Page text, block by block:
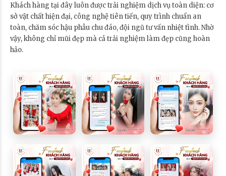
Khách hàng tại đây luôn được trải nghiệm dịch vụ toàn diện: cơ
sở vật chất hiện đại, công nghệ tiên tiến, quy trình chuẩn an
toàn, chăm sóc hậu phẫu chu đáo, đội ngũ tư vấn nhiệt tình. Nhờ
vậy, không chỉ mũi đẹp mà cả trải nghiệm làm đẹp cũng hoàn
hảo.